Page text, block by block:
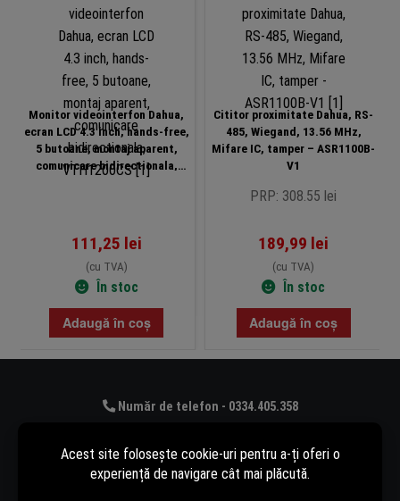
Monitor videointerfon Dahua,
ecran LCD 4.3 inch, hands-free,
5 butoane, montaj aparent,
comunicare bidirectionala,
VTH1200CS
111,25 lei
(cu TVA)
În stoc
Adaugă în coș
Cititor proximitate Dahua, RS-
485, Wiegand, 13.56 MHz,
Mifare IC, tamper – ASR1100B-
V1
PRP: 308.55 lei
189,99 lei
(cu TVA)
În stoc
Adaugă în coș
Număr de telefon - 0334.405.358
Ne găsești și pe: